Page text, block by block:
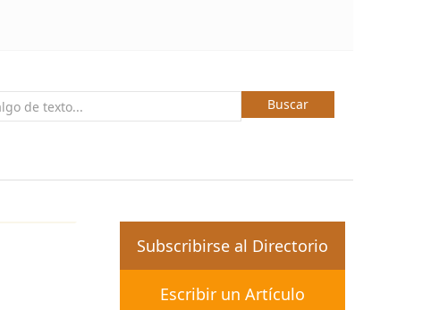
Buscar
Subscribirse al Directorio
Escribir un Artículo